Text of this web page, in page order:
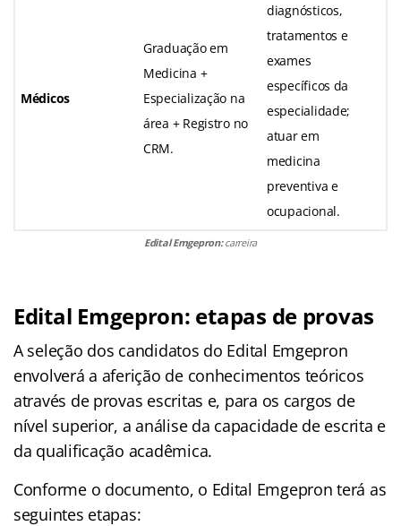
Médicos
Graduação em
Medicina +
Especialização na
área + Registro no
CRM.
diagnósticos,
tratamentos e
exames
específicos da
especialidade;
atuar em
medicina
preventiva e
ocupacional.
Edital Emgepron:carreira
Edital Emgepron: etapas de provas
A seleção dos candidatos do Edital Emgepron
envolverá a aferição de conhecimentos teóricos
através de provas escritas e, para os cargos de
nível superior, a análise da capacidade de escrita e
da qualificação acadêmica.
Conforme o documento, o Edital Emgepron terá as
seguintes etapas: